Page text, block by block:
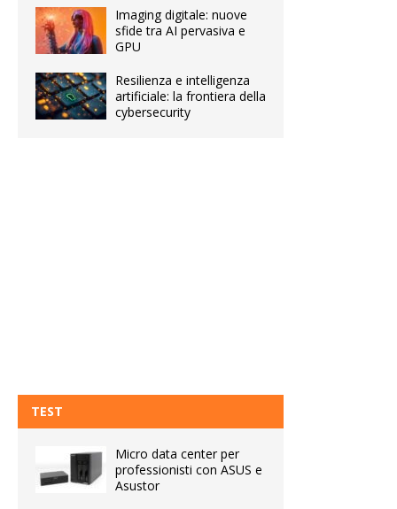
Imaging digitale: nuove
sfide tra AI pervasiva e
GPU
Resilienza e intelligenza
artificiale: la frontiera della
cybersecurity
TEST
Micro data center per
professionisti con ASUS e
Asustor